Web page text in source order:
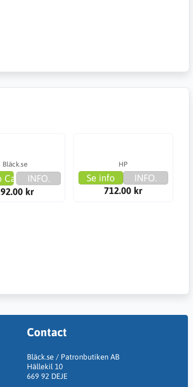
Bläck.se
INFO.
kr
HP
Se info
INFO.
712.00 kr
Contact
Bläck.se / Patronbutiken AB
Hällekil 10
669 92 DEJE